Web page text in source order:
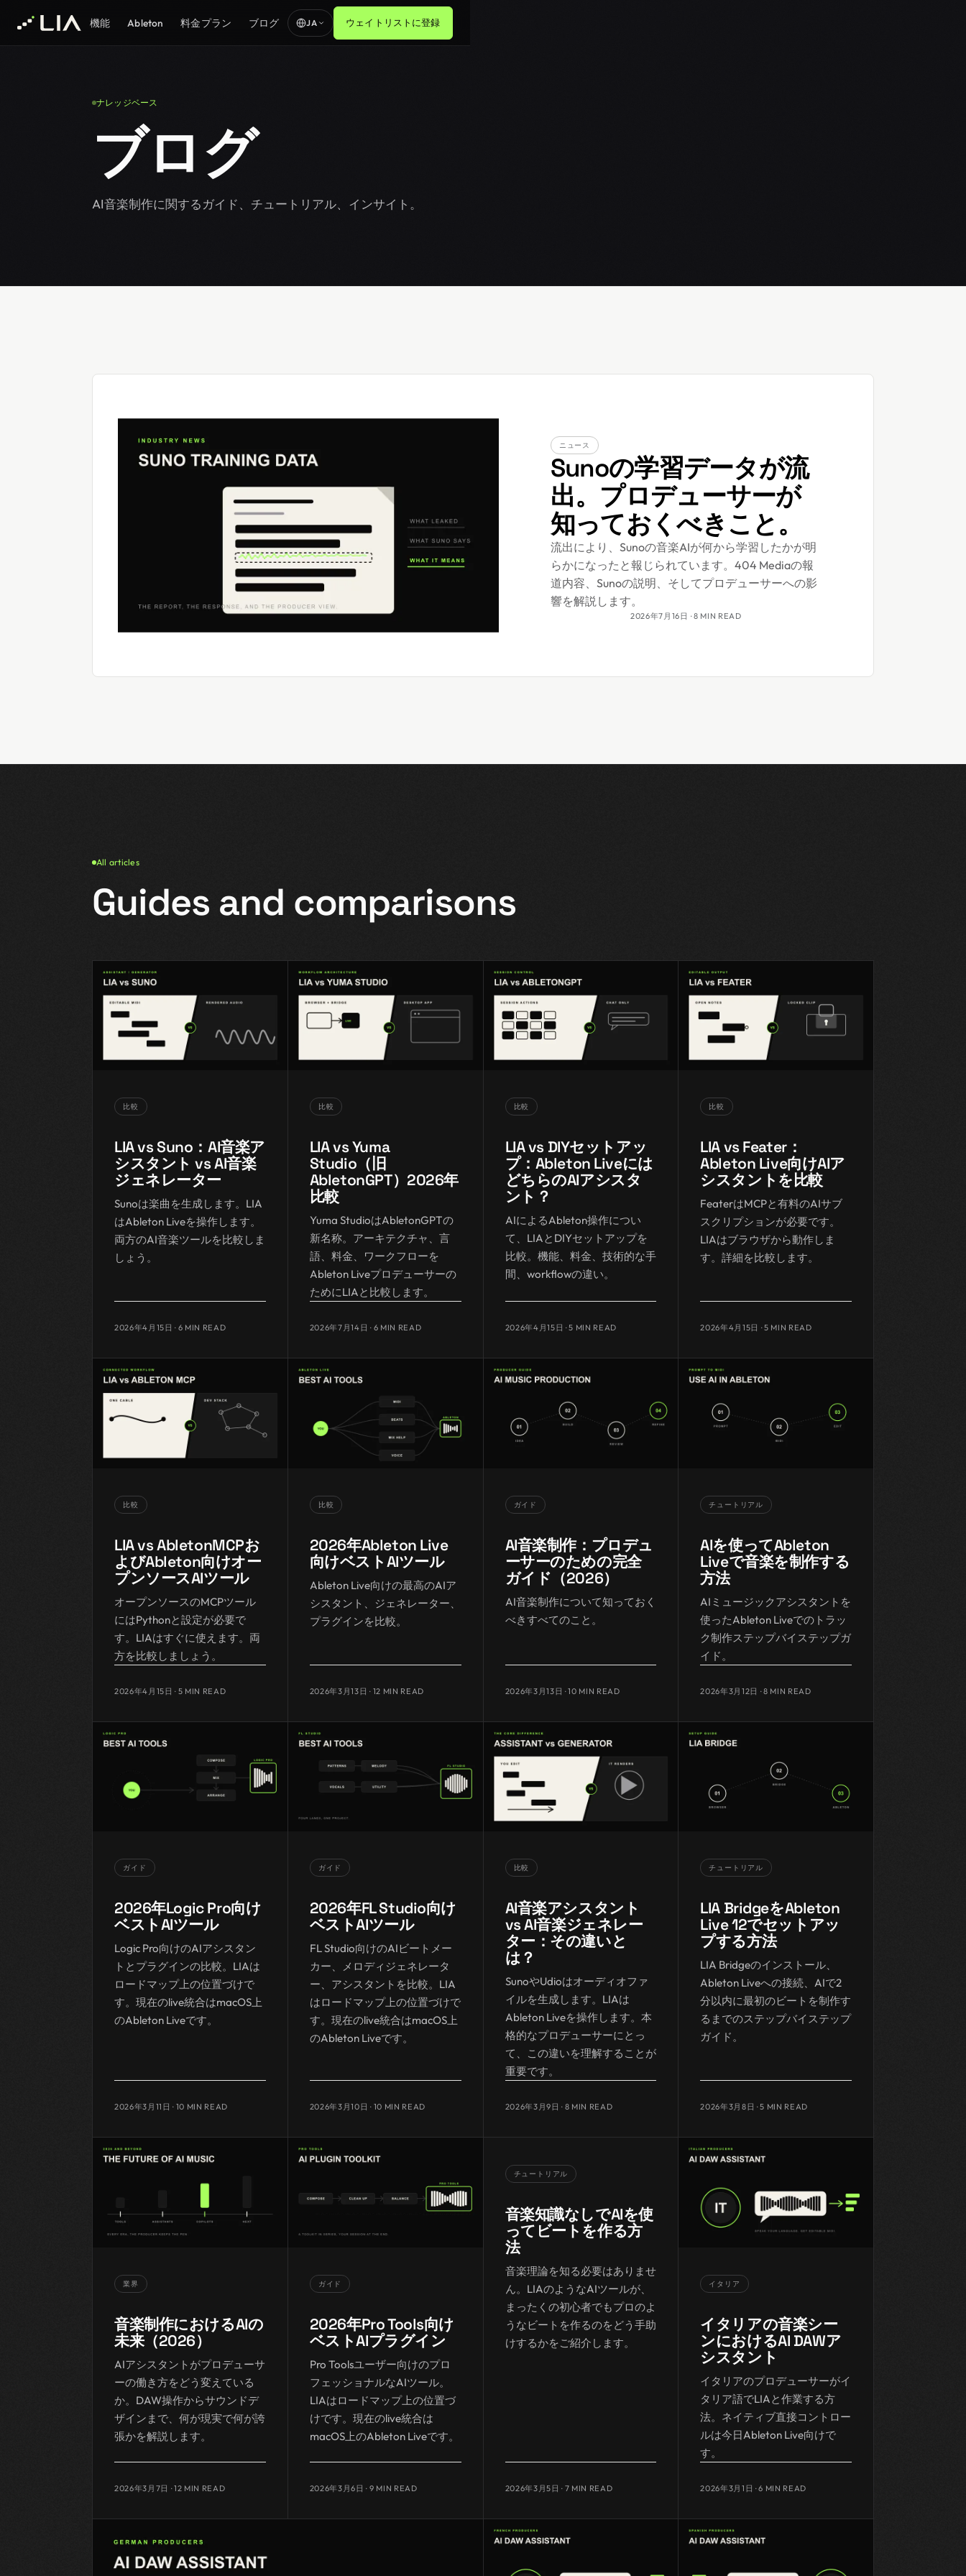
機能 Ableton 料金プラン ブログ JA ウェイトリストに登録
ナレッジベース
ブログ
AI音楽制作に関するガイド、チュートリアル、インサイト。
ニュース
Sunoの学習データが流
出。プロデューサーが
知っておくべきこと。
流出により、Sunoの音楽AIが何から学習したかが明
らかになったと報じられています。404 Mediaの報
道内容、Sunoの説明、そしてプロデューサーへの影
響を解説します。
2026年7月16日 · 8 MIN READ
All articles
Guides and comparisons
比較
LIA vs Suno：AI音楽ア
シスタント vs AI音楽
ジェネレーター
Sunoは楽曲を生成します。LIA
はAbleton Liveを操作します。
両方のAI音楽ツールを比較しま
しょう。
2026年4月15日 · 6 MIN READ
比較
LIA vs Yuma
Studio（旧
AbletonGPT）2026年
比較
Yuma StudioはAbletonGPTの
新名称。アーキテクチャ、言
語、料金、ワークフローを
Ableton Liveプロデューサーの
ためにLIAと比較します。
2026年7月14日 · 6 MIN READ
比較
LIA vs DIYセットアッ
プ：Ableton Liveには
どちらのAIアシスタ
ント？
AIによるAbleton操作につい
て、LIAとDIYセットアップを
比較。機能、料金、技術的な手
間、workflowの違い。
2026年4月15日 · 5 MIN READ
比較
LIA vs Feater：
Ableton Live向けAIア
シスタントを比較
FeaterはMCPと有料のAIサブ
スクリプションが必要です。
LIAはブラウザから動作しま
す。詳細を比較します。
2026年4月15日 · 5 MIN READ
比較
LIA vs AbletonMCPお
よびAbleton向けオー
プンソースAIツール
オープンソースのMCPツール
にはPythonと設定が必要で
す。LIAはすぐに使えます。両
方を比較しましょう。
2026年4月15日 · 5 MIN READ
比較
2026年Ableton Live
向けベストAIツール
Ableton Live向けの最高のAIア
シスタント、ジェネレーター、
プラグインを比較。
2026年3月13日 · 12 MIN READ
ガイド
AI音楽制作：プロデュ
ーサーのための完全
ガイド（2026）
AI音楽制作について知っておく
べきすべてのこと。
2026年3月13日 · 10 MIN READ
チュートリアル
AIを使ってAbleton
Liveで音楽を制作する
方法
AIミュージックアシスタントを
使ったAbleton Liveでのトラッ
ク制作ステップバイステップガ
イド。
2026年3月12日 · 8 MIN READ
ガイド
2026年Logic Pro向け
ベストAIツール
Logic Pro向けのAIアシスタン
トとプラグインの比較。LIAは
ロードマップ上の位置づけで
す。現在のlive統合はmacOS上
のAbleton Liveです。
2026年3月11日 · 10 MIN READ
ガイド
2026年FL Studio向け
ベストAIツール
FL Studio向けのAIビートメー
カー、メロディジェネレータ
ー、アシスタントを比較。LIA
はロードマップ上の位置づけで
す。現在のlive統合はmacOS上
のAbleton Liveです。
2026年3月10日 · 10 MIN READ
比較
AI音楽アシスタント
vs AI音楽ジェネレー
ター：その違いと
は？
SunoやUdioはオーディオファ
イルを生成します。LIAは
Ableton Liveを操作します。本
格的なプロデューサーにとっ
て、この違いを理解することが
重要です。
2026年3月9日 · 8 MIN READ
チュートリアル
LIA BridgeをAbleton
Live 12でセットアッ
プする方法
LIA Bridgeのインストール、
Ableton Liveへの接続、AIで2
分以内に最初のビートを制作す
るまでのステップバイステップ
ガイド。
2026年3月8日 · 5 MIN READ
業界
音楽制作におけるAIの
未来（2026）
AIアシスタントがプロデューサ
ーの働き方をどう変えている
か。DAW操作からサウンドデ
ザインまで、何が現実で何が誇
張かを解説します。
2026年3月7日 · 12 MIN READ
ガイド
2026年Pro Tools向け
ベストAIプラグイン
Pro Toolsユーザー向けのプロ
フェッショナルなAIツール。
LIAはロードマップ上の位置づ
けです。現在のlive統合は
macOS上のAbleton Liveです。
2026年3月6日 · 9 MIN READ
チュートリアル
音楽知識なしでAIを使
ってビートを作る方
法
音楽理論を知る必要はありませ
ん。LIAのようなAIツールが、
まったくの初心者でもプロのよ
うなビートを作るのをどう手助
けするかをご紹介します。
2026年3月5日 · 7 MIN READ
イタリア
イタリアの音楽シー
ンにおけるAI DAWア
シスタント
イタリアのプロデューサーがイ
タリア語でLIAと作業する方
法。ネイティブ直接コントロー
ルは今日Ableton Live向けで
す。
2026年3月1日 · 6 MIN READ